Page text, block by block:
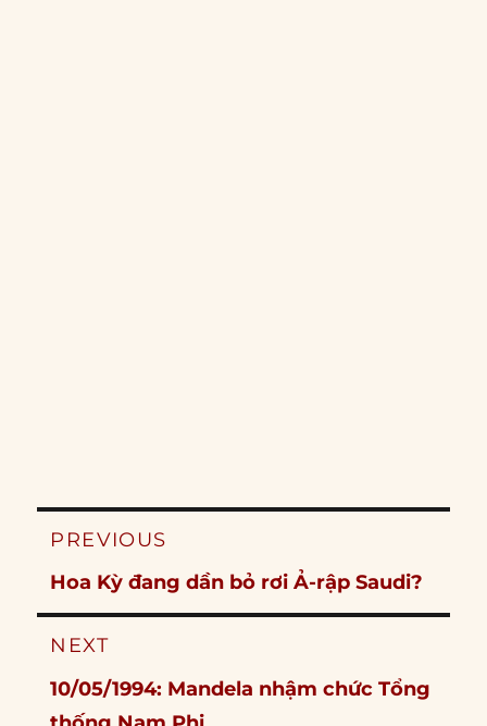
Post
PREVIOUS
Previous
post:
Hoa Kỳ đang dần bỏ rơi Ả-rập Saudi?
NEXT
Next
10/05/1994: Mandela nhậm chức Tổng